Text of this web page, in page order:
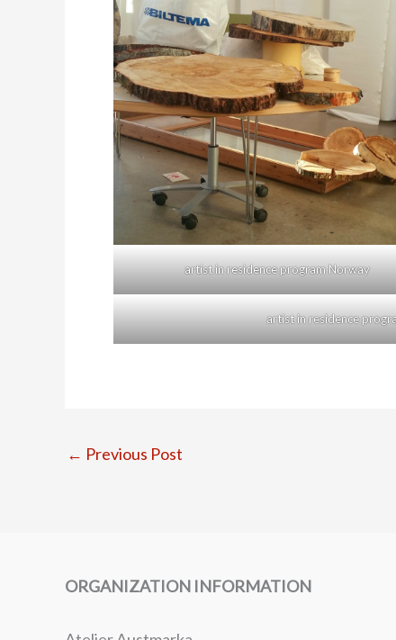
artist in residence program Norway
artist in residence
← Previous Post
ORGANIZATION INFORMATION